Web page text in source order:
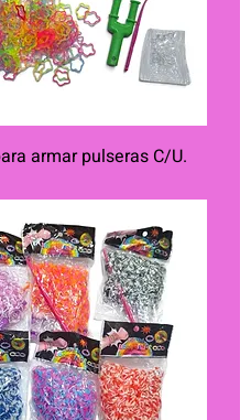
armar pulseras C/U.